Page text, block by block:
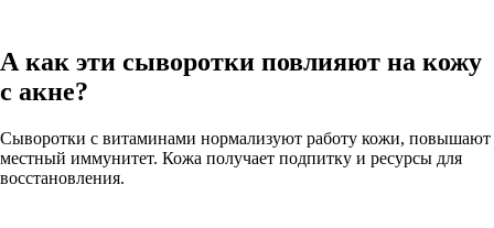
А как эти сыворотки повлияют на кожу
с акне?
Сыворотки с витаминами нормализуют работу кожи, повышают
местный иммунитет. Кожа получает подпитку и ресурсы для
восстановления.